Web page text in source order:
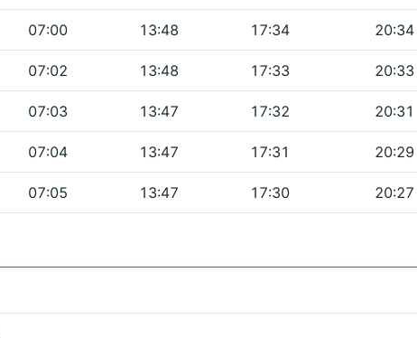
07:00 13:48 17:34 20:34
07:02 13:48 17:33 20:33
07:03 13:47 17:32 20:31
07:04 13:47 17:31 20:29
07:05 13:47 17:30 20:27